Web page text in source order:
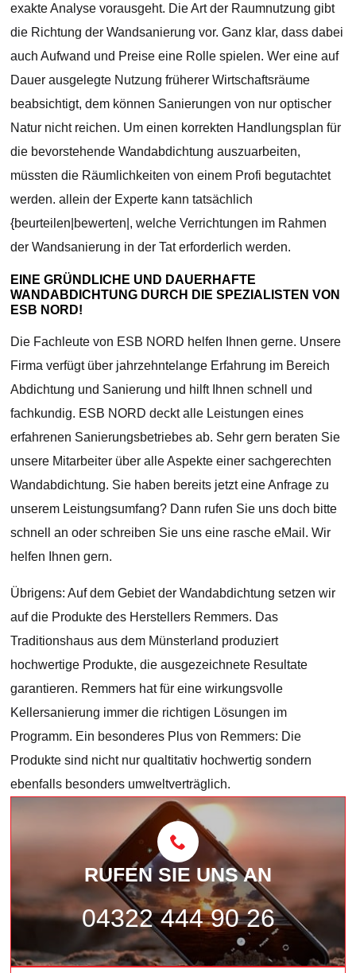
exakte Analyse vorausgeht. Die Art der Raumnutzung gibt
die Richtung der Wandsanierung vor. Ganz klar, dass dabei
auch Aufwand und Preise eine Rolle spielen. Wer eine auf
Dauer ausgelegte Nutzung früherer Wirtschaftsräume
beabsichtigt, dem können Sanierungen von nur optischer
Natur nicht reichen. Um einen korrekten Handlungsplan für
die bevorstehende Wandabdichtung auszuarbeiten,
müssten die Räumlichkeiten von einem Profi begutachtet
werden. allein der Experte kann tatsächlich
{beurteilen|bewerten|, welche Verrichtungen im Rahmen
der Wandsanierung in der Tat erforderlich werden.
EINE GRÜNDLICHE UND DAUERHAFTE
WANDABDICHTUNG DURCH DIE SPEZIALISTEN VON
ESB NORD!
Die Fachleute von ESB NORD helfen Ihnen gerne. Unsere
Firma verfügt über jahrzehntelange Erfahrung im Bereich
Abdichtung und Sanierung und hilft Ihnen schnell und
fachkundig. ESB NORD deckt alle Leistungen eines
erfahrenen Sanierungsbetriebes ab. Sehr gern beraten Sie
unsere Mitarbeiter über alle Aspekte einer sachgerechten
Wandabdichtung. Sie haben bereits jetzt eine Anfrage zu
unserem Leistungsumfang? Dann rufen Sie uns doch bitte
schnell an oder schreiben Sie uns eine rasche eMail. Wir
helfen Ihnen gern.
Übrigens: Auf dem Gebiet der Wandabdichtung setzen wir
auf die Produkte des Herstellers Remmers. Das
Traditionshaus aus dem Münsterland produziert
hochwertige Produkte, die ausgezeichnete Resultate
garantieren. Remmers hat für eine wirkungsvolle
Kellersanierung immer die richtigen Lösungen im
Programm. Ein besonderes Plus von Remmers: Die
Produkte sind nicht nur qualtitativ hochwertig sondern
ebenfalls besonders umweltverträglich.
RUFEN SIE UNS AN
04322 444 90 26